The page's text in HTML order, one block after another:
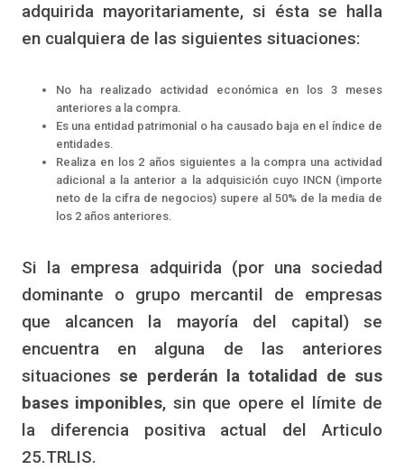
adquirida mayoritariamente, si ésta se halla
en cualquiera de las siguientes situaciones:
No ha realizado actividad económica en los 3 meses
anteriores a la compra.
Es una entidad patrimonial o ha causado baja en el índice de
entidades.
Realiza en los 2 años siguientes a la compra una actividad
adicional a la anterior a la adquisición cuyo INCN (importe
neto de la cifra de negocios) supere al 50% de la media de
los 2 años anteriores.
Si la empresa adquirida (por una sociedad
dominante o grupo mercantil de empresas
que alcancen la mayoría del capital) se
encuentra en alguna de las anteriores
situaciones se perderán la totalidad de sus
bases imponibles, sin que opere el límite de
la diferencia positiva actual del Articulo
25.TRLIS.